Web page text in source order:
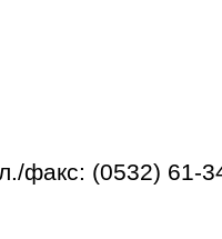
факс: (0532) 61-